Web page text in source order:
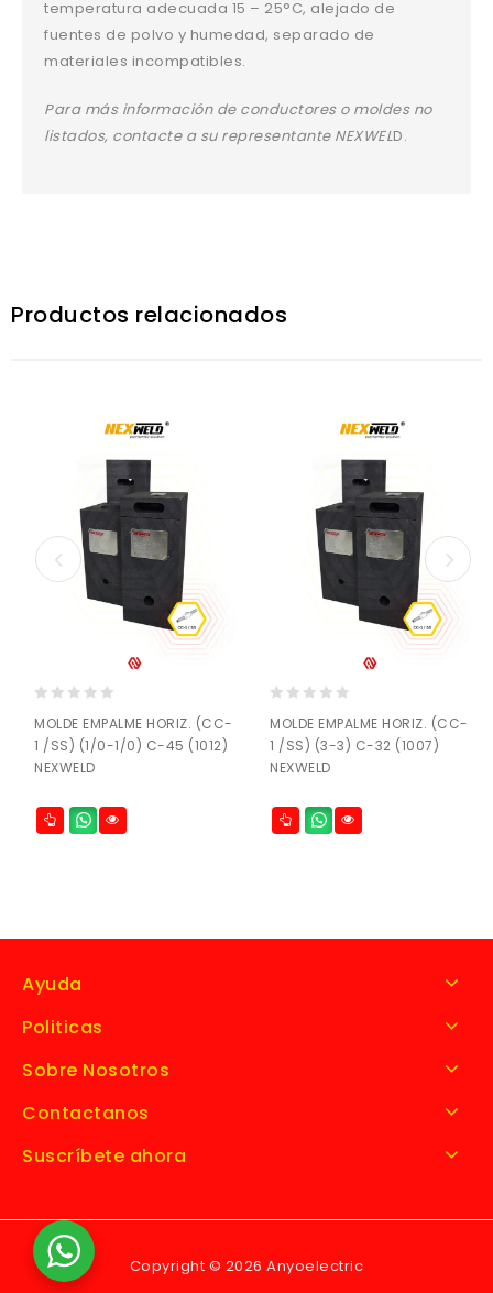
temperatura adecuada 15 – 25°C, alejado de
fuentes de polvo y humedad, separado de
materiales incompatibles.
Para más información de conductores o moldes no
listados, contacte a su representante NEXWELD.
Productos relacionados
out
of
5
MOLDE EMPALME HORIZ. (CC-
1 /SS) (1/0-1/0) C-45 (1012)
NEXWELD
out
of
5
MOLDE EMPALME HORIZ. (CC-
1 /SS) (3-3) C-32 (1007)
NEXWELD
Ayuda
Politicas
Sobre Nosotros
Contactanos
Suscríbete ahora
Copyright © 2026 Anyoelectric